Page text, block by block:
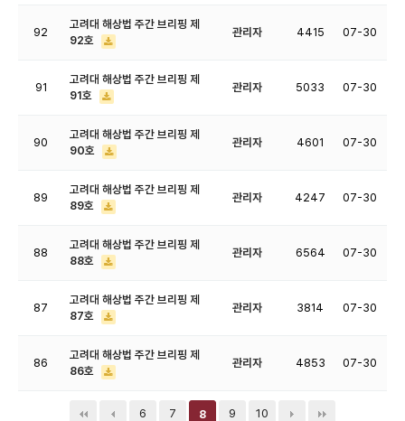
92
고려대 해상법 주간 브리핑 제
92호
관리자 4415 07-30
91
고려대 해상법 주간 브리핑 제
91호
관리자 5033 07-30
90
고려대 해상법 주간 브리핑 제
90호
관리자 4601 07-30
89
고려대 해상법 주간 브리핑 제
89호
관리자 4247 07-30
88
고려대 해상법 주간 브리핑 제
88호
관리자 6564 07-30
87
고려대 해상법 주간 브리핑 제
87호
관리자 3814 07-30
86
고려대 해상법 주간 브리핑 제
86호
관리자 4853 07-30
6 7 8 9 10